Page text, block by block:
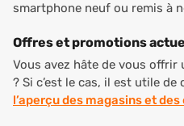
smartphone neuf ou remis à
Offres et promotions
Vous avez hâte de vous offrir
? Si c’est le cas, il est utile
l’aperçu des magasins et